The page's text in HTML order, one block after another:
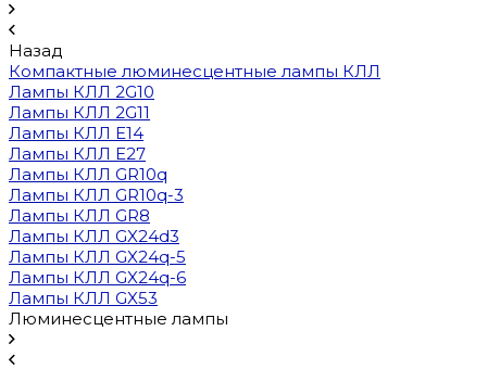
Назад
Компактные люминесцентные лампы КЛЛ
Лампы КЛЛ 2G10
Лампы КЛЛ 2G11
Лампы КЛЛ E14
Лампы КЛЛ E27
Лампы КЛЛ GR10q
Лампы КЛЛ GR10q-3
Лампы КЛЛ GR8
Лампы КЛЛ GX24d3
Лампы КЛЛ GX24q-5
Лампы КЛЛ GX24q-6
Лампы КЛЛ GX53
Люминесцентные лампы